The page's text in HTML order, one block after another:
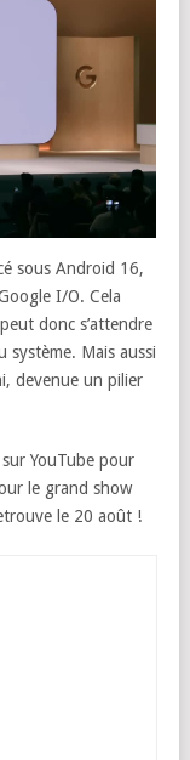
sous Android 16,
I/O. Cela
donc s’attendre
système. Mais aussi
devenue un pilier
YouTube pour
le grand show
le 20 août !